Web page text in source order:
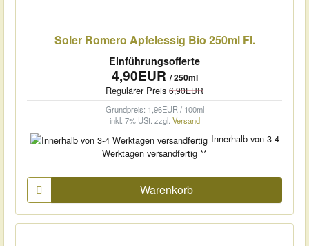
Soler Romero Apfelessig Bio 250ml Fl.
Einführungsofferte
4,90EUR / 250ml
Regulärer Preis 6,90EUR
Grundpreis: 1,96EUR / 100ml
inkl. 7% USt. zzgl. Versand
Innerhalb von 3-4
Werktagen versandfertig **
Warenkorb